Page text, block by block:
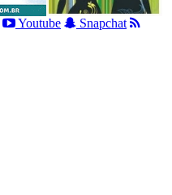
Youtube
Snapchat